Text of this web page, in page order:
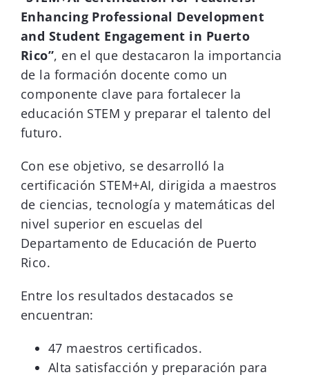
Enhancing Professional Development
and Student Engagement in Puerto
Rico”, en el que destacaron la importancia
de la formación docente como un
componente clave para fortalecer la
educación STEM y preparar el talento del
futuro.
Con ese objetivo, se desarrolló la
certificación STEM+AI, dirigida a maestros
de ciencias, tecnología y matemáticas del
nivel superior en escuelas del
Departamento de Educación de Puerto
Rico.
Entre los resultados destacados se
encuentran:
47 maestros certificados.
Alta satisfacción y preparación para